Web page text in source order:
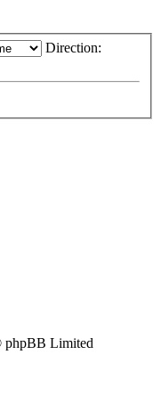
Direction:
phpBB Limited